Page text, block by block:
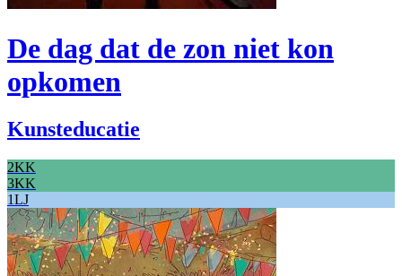
De dag dat de zon niet kon
opkomen
Kunsteducatie
2KK
3KK
1LJ